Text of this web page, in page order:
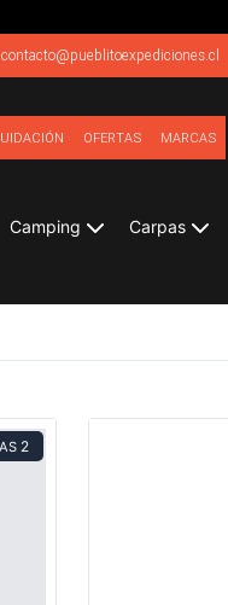
contacto@pueblitoexpediciones.cl
OFERTAS MARCAS
Camping Carpas
2